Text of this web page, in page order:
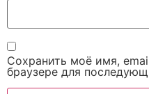
Сохранить моё имя,
браузере для